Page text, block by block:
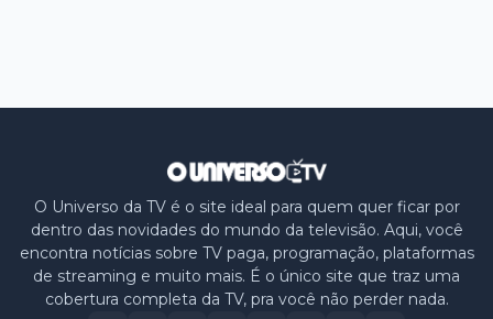
O Universo da TV é o site ideal para quem quer ficar por
dentro das novidades do mundo da televisão. Aqui, você
encontra notícias sobre TV paga, programação, plataformas
de streaming e muito mais. É o único site que traz uma
cobertura completa da TV, pra você não perder nada.